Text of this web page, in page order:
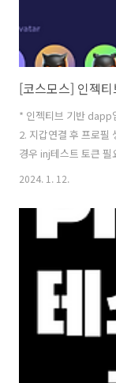
[코스모스] 인젝
* 인젝티브 기반
2. 지갑연결 후 프로필
경우 inj테스트 토큰
션을 수행합니다. 디
24시간마다 토큰 클레
jackpot, roshambo
쉽게 알 수 있어요!)
는것 같습니다!!! 트
2024. 1. 12.